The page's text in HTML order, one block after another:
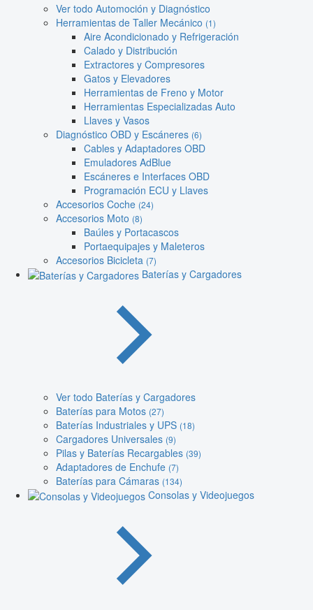
Ver todo Automoción y Diagnóstico
Herramientas de Taller Mecánico (1)
Aire Acondicionado y Refrigeración
Calado y Distribución
Extractores y Compresores
Gatos y Elevadores
Herramientas de Freno y Motor
Herramientas Especializadas Auto
Llaves y Vasos
Diagnóstico OBD y Escáneres (6)
Cables y Adaptadores OBD
Emuladores AdBlue
Escáneres e Interfaces OBD
Programación ECU y Llaves
Accesorios Coche (24)
Accesorios Moto (8)
Baúles y Portacascos
Portaequipajes y Maleteros
Accesorios Bicicleta (7)
Baterías y Cargadores
Ver todo Baterías y Cargadores
Baterías para Motos (27)
Baterías Industriales y UPS (18)
Cargadores Universales (9)
Pilas y Baterías Recargables (39)
Adaptadores de Enchufe (7)
Baterías para Cámaras (134)
Consolas y Videojuegos